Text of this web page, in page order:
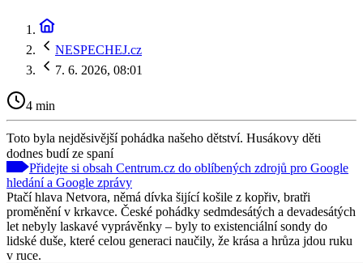
NESPECHEJ.cz
7. 6. 2026, 08:01
4 min
Toto byla nejděsivější pohádka našeho dětství. Husákovy děti
dodnes budí ze spaní
Přidejte si obsah Centrum.cz do oblíbených zdrojů pro Google
hledání a Google zprávy
Ptačí hlava Netvora, němá dívka šijící košile z kopřiv, bratři
proměnění v krkavce. České pohádky sedmdesátých a devadesátých
let nebyly laskavé vyprávěnky – byly to existenciální sondy do
lidské duše, které celou generaci naučily, že krása a hrůza jdou ruku
v ruce.